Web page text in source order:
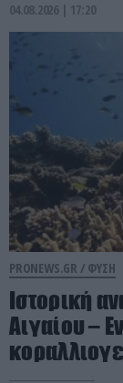
04.08.2026 | 17:20
PRONEWS.GR / ΦΥΣΗ
Ιστορική
Αιγαίου –